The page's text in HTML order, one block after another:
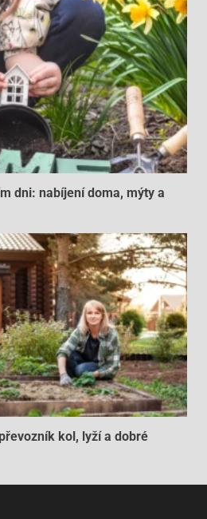
dni: nabíjení doma, mýty a
kol, lyží a dobré